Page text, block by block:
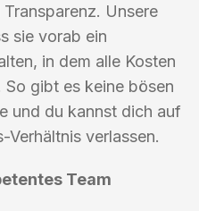
Unsere
sie vorab ein
in dem alle Kosten
gibt es keine bösen
und du kannst dich auf
verlassen.
Team